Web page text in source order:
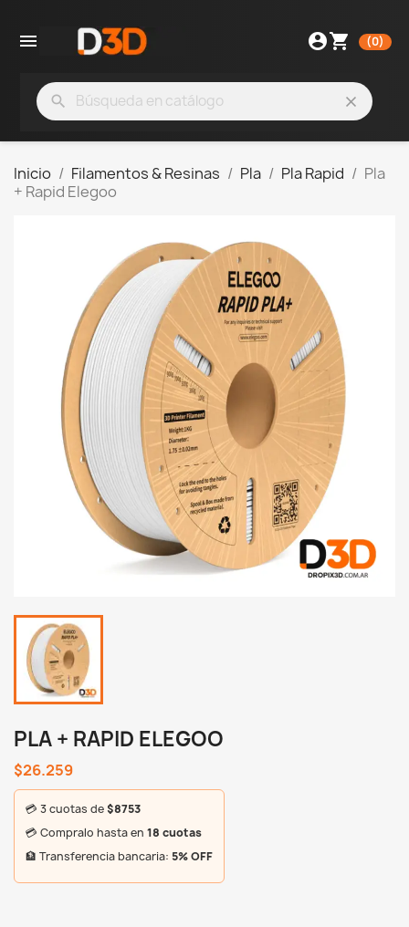
 shopping_cart (0)
account_circle
search clear
Inicio Filamentos & Resinas Pla Pla Rapid
Pla
+ Rapid Elegoo
PLA + RAPID ELEGOO
$26.259
💳 3 cuotas de$8753
💳 Compralo hasta en 18 cuotas
🏦 Transferencia bancaria: 5% OFF